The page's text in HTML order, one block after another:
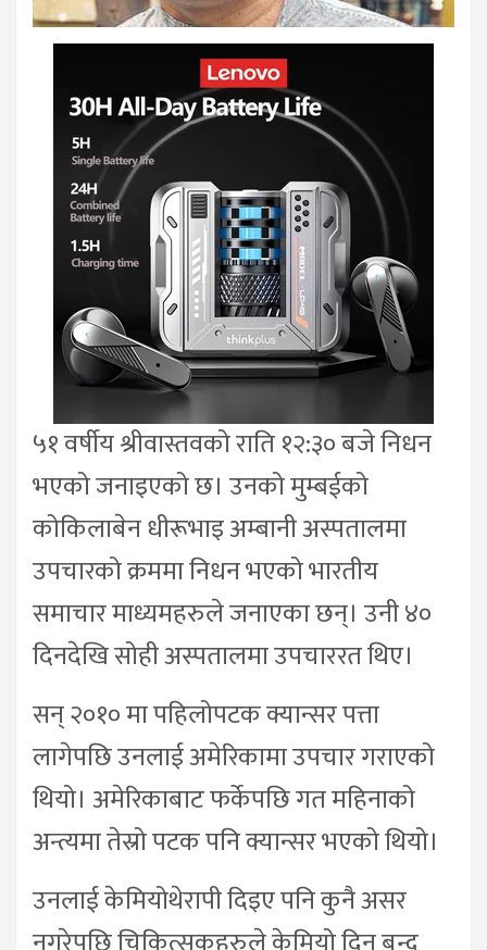
५१ वर्षीय श्रीवास्तवको राति १२:३० बजे निधन
भएको जनाइएको छ। उनको मुम्बईको
कोकिलाबेन धीरूभाइ अम्बानी अस्पतालमा
उपचारको क्रममा निधन भएको भारतीय
समाचार माध्यमहरुले जनाएका छन्। उनी ४०
दिनदेखि सोही अस्पतालमा उपचाररत थिए।
सन् २०१० मा पहिलोपटक क्यान्सर पत्ता
लागेपछि उनलाई अमेरिकामा उपचार गराएको
थियो। अमेरिकाबाट फर्केपछि गत महिनाको
अन्त्यमा तेस्रो पटक पनि क्यान्सर भएको थियो।
उनलाई केमियोथेरापी दिइए पनि कुनै असर